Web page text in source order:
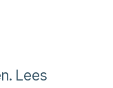
Lees